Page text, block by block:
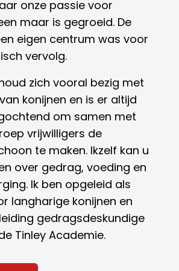
onze passie voor
maar is gegroeid. De
eigen centrum was voor
vervolg.
zich vooral bezig met
konijnen en is er altijd
om samen met
vrijwilligers de
te maken. Ikzelf kan u
over gedrag, voeding en
Ik ben opgeleid als
langharige konijnen en
gedragsdeskundige
Tinley Academie.